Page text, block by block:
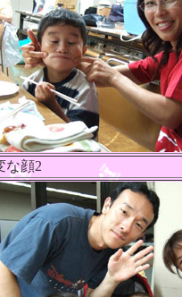
な顔2